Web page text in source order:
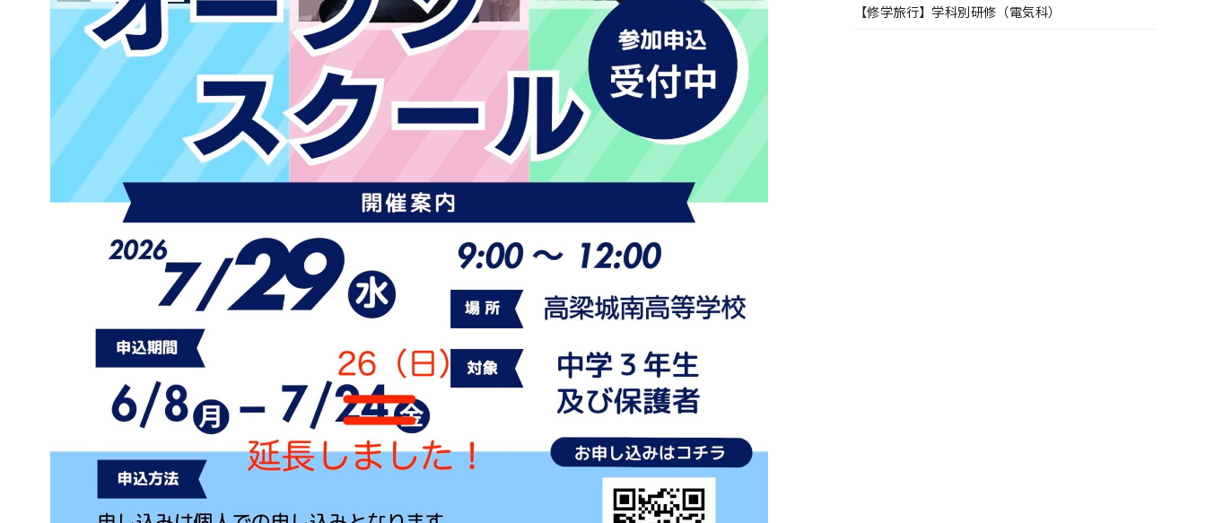
【修学旅行】学科別研修（電気科）